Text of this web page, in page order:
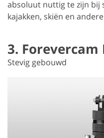
absoluut nuttig te zijn bij
kajakken, skiën en
3. Forevercam
Stevig gebouwd